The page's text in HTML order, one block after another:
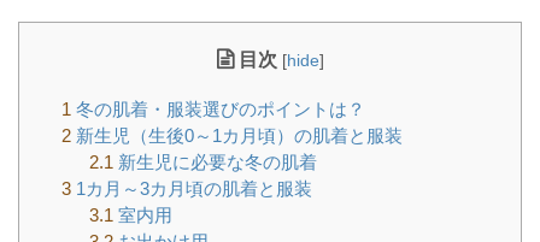
目次 [hide]
1 冬の肌着・服装選びのポイントは？
2 新生児（生後0～1カ月頃）の肌着と服装
2.1 新生児に必要な冬の肌着
3 1カ月～3カ月頃の肌着と服装
3.1 室内用